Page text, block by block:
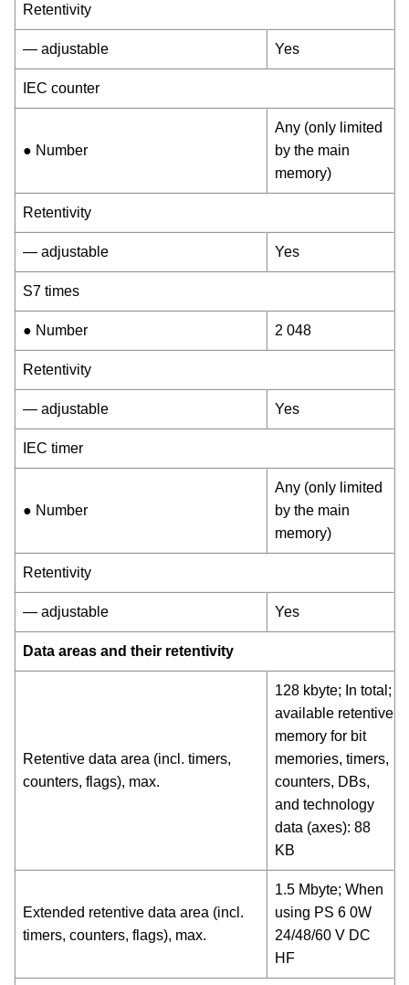
Retentivity
— adjustable Yes
IEC counter
● Number
Any (only limited
by the main
memory)
Retentivity
— adjustable Yes
S7 times
● Number 2 048
Retentivity
— adjustable Yes
IEC timer
● Number
Any (only limited
by the main
memory)
Retentivity
— adjustable Yes
Data areas and their retentivity
Retentive data area (incl. timers,
counters, flags), max.
128 kbyte; In total;
available retentive
memory for bit
memories, timers,
counters, DBs,
and technology
data (axes): 88
KB
Extended retentive data area (incl.
timers, counters, flags), max.
1.5 Mbyte; When
using PS 6 0W
24/48/60 V DC
HF